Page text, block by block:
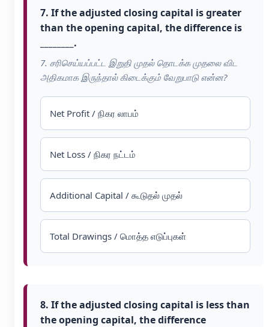
7. If the adjusted closing capital is greater
than the opening capital, the difference is
________.
7. சரிசெய்யப்பட்ட இறுதி முதல் தொடக்க முதலை விட
அதிகமாக இருந்தால் கிடைக்கும் வேறுபாடு என்ன?
Net Profit / நிகர லாபம்
Net Loss / நிகர நட்டம்
Additional Capital / கூடுதல் முதல்
Total Drawings / மொத்த எடுப்புகள்
8. If the adjusted closing capital is less than
the opening capital, the difference